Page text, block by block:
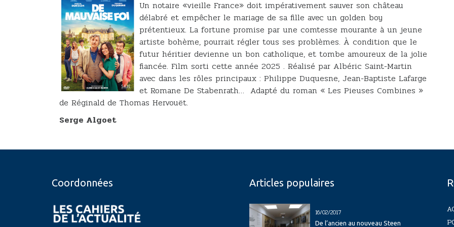
Un notaire «vieille France» doit impérativement sauver son château
délabré et empêcher le mariage de sa fille avec un golden boy
prétentieux. La fortune promise par une comtesse mourante à un jeune
artiste bohème, pourrait régler tous ses problèmes. À condition que le
futur héritier devienne un bon catholique, et tombe amoureux de la jolie
fiancée. Film sorti cette année 2025 . Réalisé par Albéric Saint-Martin
avec dans les rôles principaux : Philippe Duquesne, Jean-Baptiste Lafarge
et Romane De Stabenrath… Adapté du roman « Les Pieuses Combines »
de Réginald de Thomas Hervouët.
Serge Algoet
Coordonnées Articles populaires
16/02/2017
De l’ancien au nouveau Steen